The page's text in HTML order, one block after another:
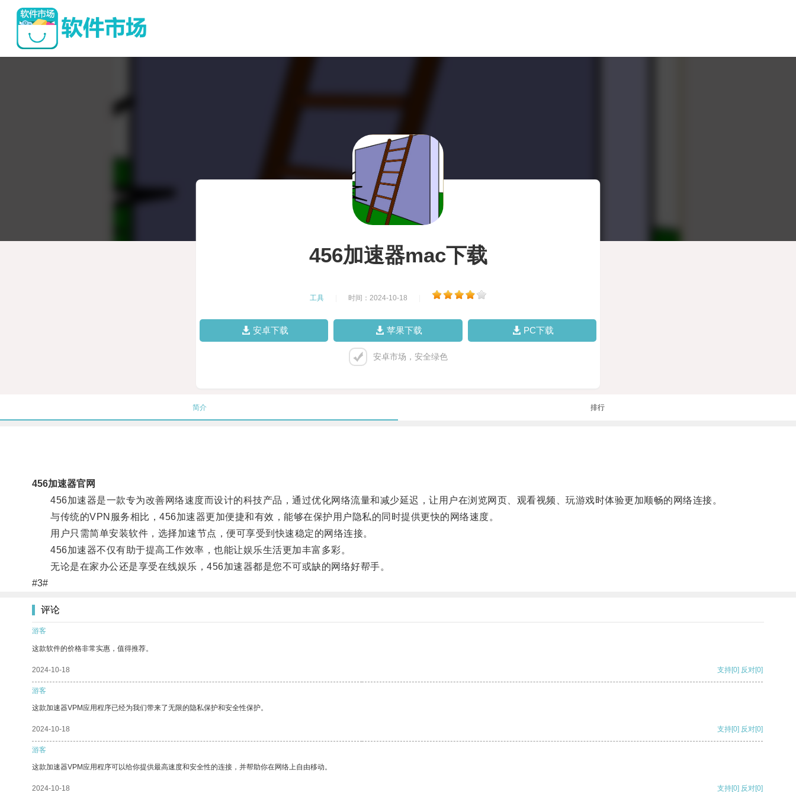
456加速器mac下载
工具 时间：2024-10-18
安卓下载 苹果下载 PC下载
安卓市场，安全绿色
简介 排行
456加速器官网
456加速器是一款专为改善网络速度而设计的科技产品，通过优化网络流量和减少延迟，让用户在浏览网页、观看视频、玩游戏时体验更加顺畅的网络连接。
与传统的VPN服务相比，456加速器更加便捷和有效，能够在保护用户隐私的同时提供更快的网络速度。
用户只需简单安装软件，选择加速节点，便可享受到快速稳定的网络连接。
456加速器不仅有助于提高工作效率，也能让娱乐生活更加丰富多彩。
无论是在家办公还是享受在线娱乐，456加速器都是您不可或缺的网络好帮手。
#3#
评论
游客
这款软件的价格非常实惠，值得推荐。
2024-10-18 支持[0] 反对[0]
游客
这款加速器VPM应用程序已经为我们带来了无限的隐私保护和安全性保护。
2024-10-18 支持[0] 反对[0]
游客
这款加速器VPM应用程序可以给你提供最高速度和安全性的连接，并帮助你在网络上自由移动。
2024-10-18 支持[0] 反对[0]